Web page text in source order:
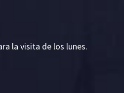
la visita de los lunes.